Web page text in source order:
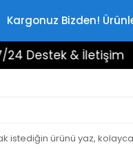
Kargonuz Bizden!
Destek & İletişim